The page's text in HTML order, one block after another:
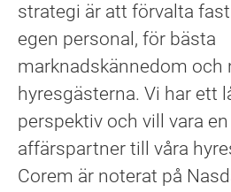
strategi är att förvalta
egen personal, för bästa
marknadskännedom och
hyresgästerna. Vi har ett
perspektiv och vill vara
affärspartner till våra
Corem är noterat på